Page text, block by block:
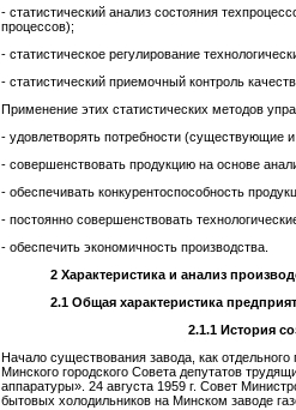
- статистический анализ состояния
процессов);
- статистическое регулирование
- статистический приемочный контроль
Применение этих статистических методов
- удовлетворять потребности (существующие
- совершенствовать продукцию на основе
- обеспечивать конкурентоспособность
- постоянно совершенствовать
- обеспечить экономичность производства.
2 Характеристика и анализ п
2.1 Общая характеристика
2.1.1 История
Начало существования завода, как
Минского городского Совета депутатов
аппаратуры». 24 августа 1959 г. Совет
бытовых холодильников на Минском заводе